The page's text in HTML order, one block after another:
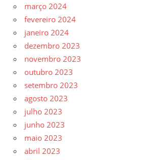
março 2024
fevereiro 2024
janeiro 2024
dezembro 2023
novembro 2023
outubro 2023
setembro 2023
agosto 2023
julho 2023
junho 2023
maio 2023
abril 2023